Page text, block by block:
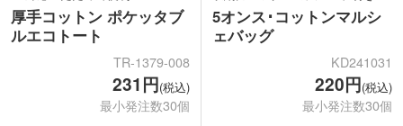
厚手コットン ポケッタブ
ルエコトート
TR-1379-008
231円(税込)
最小発注数30個
5オンス･コットンマルシ
ェバッグ
KD241031
220円(税込)
最小発注数30個